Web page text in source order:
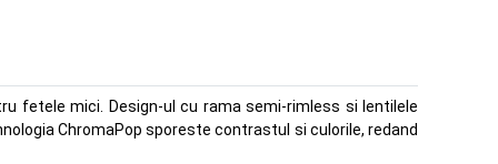
fetele mici. Design-ul cu rama semi-rimless si lentilele
ChromaPop sporeste contrastul si culorile, redand